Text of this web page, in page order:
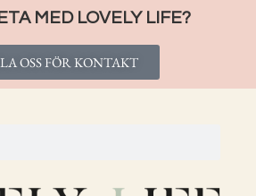
MED LOVELY LIFE?
OSS FÖR KONTAKT